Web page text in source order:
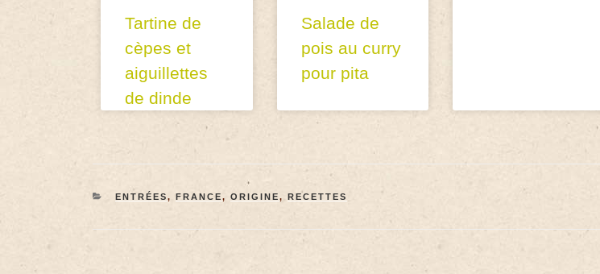
Tartine de
cèpes et
aiguillettes
de dinde
Salade de
pois au curry
pour pita
ENTRÉES, FRANCE, ORIGINE, RECETTES